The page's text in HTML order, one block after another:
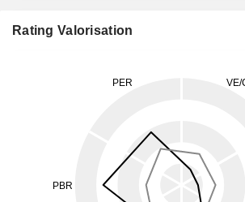
Rating Valorisation